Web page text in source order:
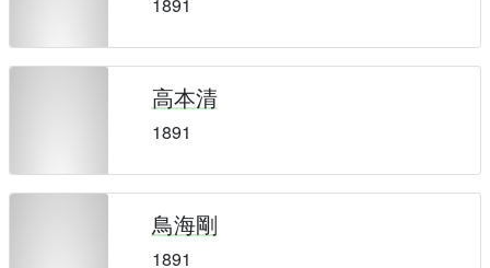
高本清
1891
鳥海剛
1891